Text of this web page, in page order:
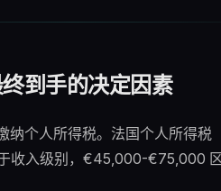
到手的决定因素
纳个人所得税。法国个人所得税
收入级别，€45,000-€75,000